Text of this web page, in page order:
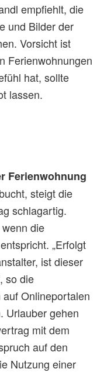
empfiehlt, die
und Bilder der
Vorsicht ist
Ferienwohnungen
hat, sollte
lassen.
Ferienwohnung
steigt die
schlagartig.
die
„Erfolgt
ist dieser
so die
Onlineportalen
Urlauber gehen
mit dem
auf den
Nutzung einer